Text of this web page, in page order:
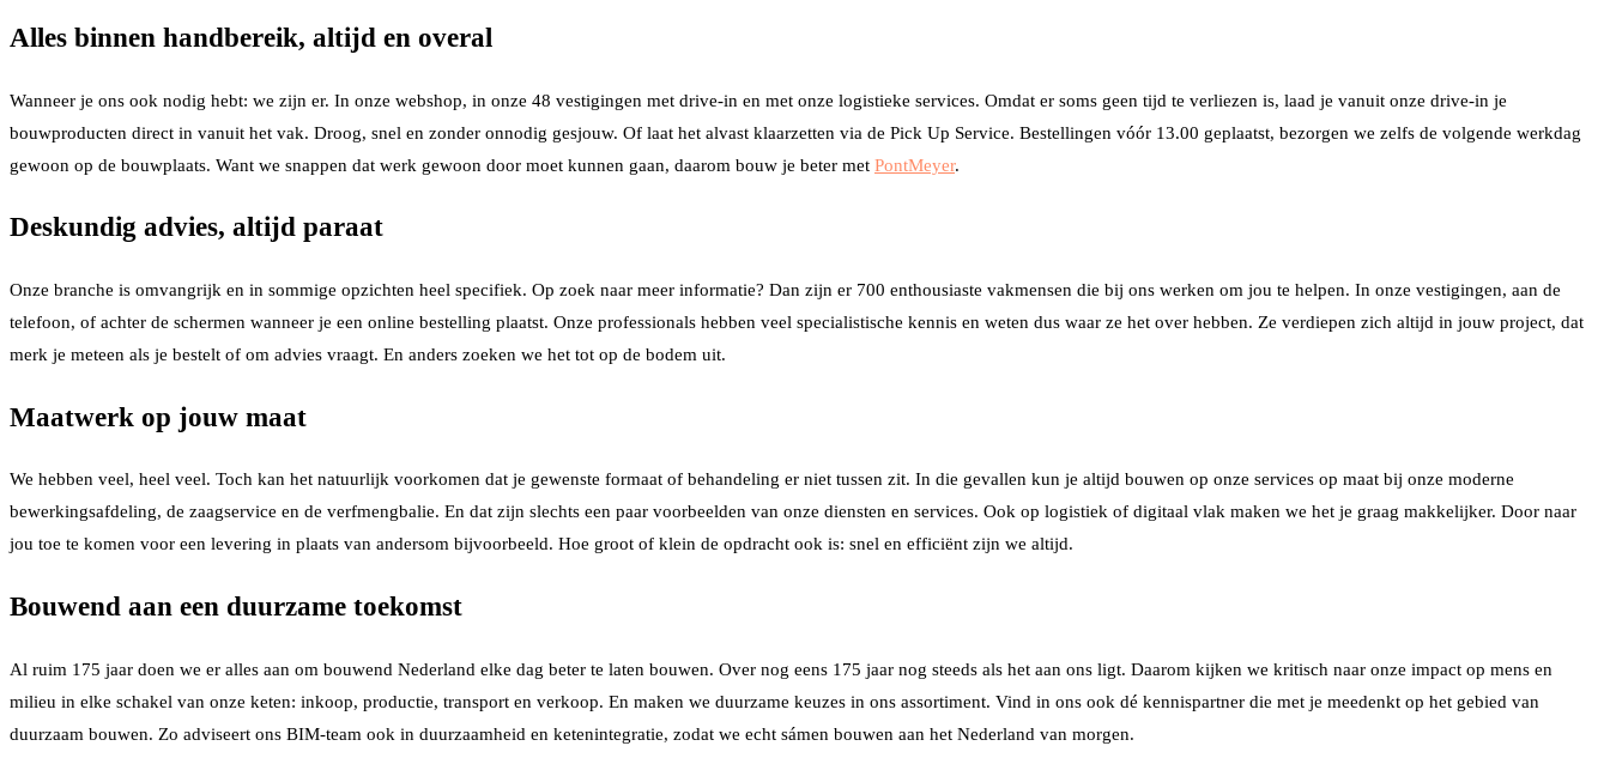
Alles binnen handbereik, altijd en overal
Wanneer je ons ook nodig hebt: we zijn er. In onze webshop, in onze 48 vestigingen met drive-in en met onze logistieke services. Omdat er soms geen tijd te verliezen is, laad je vanuit onze drive-in je
bouwproducten direct in vanuit het vak. Droog, snel en zonder onnodig gesjouw. Of laat het alvast klaarzetten via de Pick Up Service. Bestellingen vóór 13.00 geplaatst, bezorgen we zelfs de volgende werkdag
gewoon op de bouwplaats. Want we snappen dat werk gewoon door moet kunnen gaan, daarom bouw je beter met PontMeyer.
Deskundig advies, altijd paraat
Onze branche is omvangrijk en in sommige opzichten heel specifiek. Op zoek naar meer informatie? Dan zijn er 700 enthousiaste vakmensen die bij ons werken om jou te helpen. In onze vestigingen, aan de
telefoon, of achter de schermen wanneer je een online bestelling plaatst. Onze professionals hebben veel specialistische kennis en weten dus waar ze het over hebben. Ze verdiepen zich altijd in jouw project, dat
merk je meteen als je bestelt of om advies vraagt. En anders zoeken we het tot op de bodem uit.
Maatwerk op jouw maat
We hebben veel, heel veel. Toch kan het natuurlijk voorkomen dat je gewenste formaat of behandeling er niet tussen zit. In die gevallen kun je altijd bouwen op onze services op maat bij onze moderne
bewerkingsafdeling, de zaagservice en de verfmengbalie. En dat zijn slechts een paar voorbeelden van onze diensten en services. Ook op logistiek of digitaal vlak maken we het je graag makkelijker. Door naar
jou toe te komen voor een levering in plaats van andersom bijvoorbeeld. Hoe groot of klein de opdracht ook is: snel en efficiënt zijn we altijd.
Bouwend aan een duurzame toekomst
Al ruim 175 jaar doen we er alles aan om bouwend Nederland elke dag beter te laten bouwen. Over nog eens 175 jaar nog steeds als het aan ons ligt. Daarom kijken we kritisch naar onze impact op mens en
milieu in elke schakel van onze keten: inkoop, productie, transport en verkoop. En maken we duurzame keuzes in ons assortiment. Vind in ons ook dé kennispartner die met je meedenkt op het gebied van
duurzaam bouwen. Zo adviseert ons BIM-team ook in duurzaamheid en ketenintegratie, zodat we echt sámen bouwen aan het Nederland van morgen.